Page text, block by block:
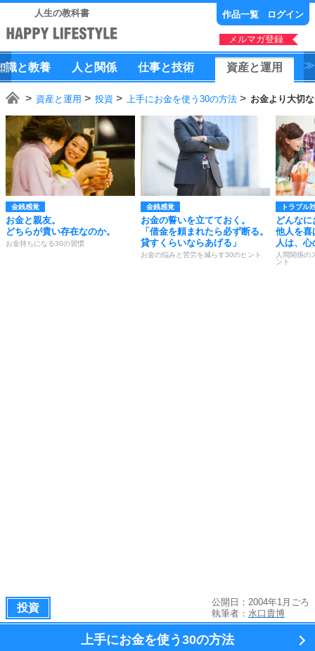
人生の教科書 作品一覧 ログイン
メルマガ登録
識と教養 人 と 関係 仕事と技術 資産と運用
資産と運用 投資 上手にお金を使う30の方法 お金より大切
金銭感覚
お金と親友。
どちらが貴い存在なのか。
お金持ちになる30の習慣
金銭感覚
お金の誓いを立てておく。
「借金を頼まれたら必ず断る。
貸すくらいならあげる」
お金の悩みと苦労を減らす30のヒント
トラブル
どんな
他人を喜
人は、心
人間関係の
ント
投資
公開日：2004年1月ごろ
執筆者： 水口貴博
上手にお金を使う 30の方法